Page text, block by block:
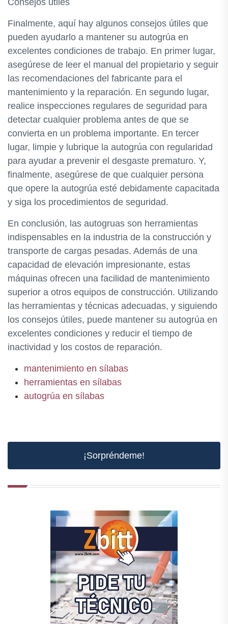
Consejos útiles
Finalmente, aquí hay algunos consejos útiles que
pueden ayudarlo a mantener su autogrúa en
excelentes condiciones de trabajo. En primer lugar,
asegúrese de leer el manual del propietario y seguir
las recomendaciones del fabricante para el
mantenimiento y la reparación. En segundo lugar,
realice inspecciones regulares de seguridad para
detectar cualquier problema antes de que se
convierta en un problema importante. En tercer
lugar, limpie y lubrique la autogrúa con regularidad
para ayudar a prevenir el desgaste prematuro. Y,
finalmente, asegúrese de que cualquier persona
que opere la autogrúa esté debidamente capacitada
y siga los procedimientos de seguridad.
En conclusión, las autogruas son herramientas
indispensables en la industria de la construcción y
transporte de cargas pesadas. Además de una
capacidad de elevación impresionante, estas
máquinas ofrecen una facilidad de mantenimiento
superior a otros equipos de construcción. Utilizando
las herramientas y técnicas adecuadas, y siguiendo
los consejos útiles, puede mantener su autogrúa en
excelentes condiciones y reducir el tiempo de
inactividad y los costos de reparación.
mantenimiento en sílabas
herramientas en sílabas
autogrúa en sílabas
¡Sorpréndeme!